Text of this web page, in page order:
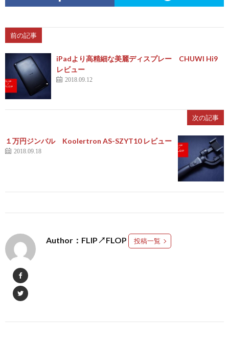
前の記事
iPadより高精細な美麗ディスプレー CHUWI Hi9
レビュー
2018.09.12
次の記事
１万円ジンバル Koolertron AS-SZYT10 レビュー
2018.09.18
Author：FLIP↗FLOP 投稿一覧